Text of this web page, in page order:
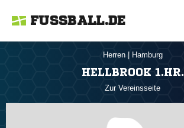
FUSSBALL.DE
Herren Hamburg
HELLBROOK 1.HR.
Zur Vereinsseite